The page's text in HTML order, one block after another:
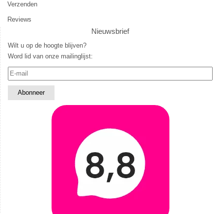
Verzenden
Reviews
Nieuwsbrief
Wilt u op de hoogte blijven?
Word lid van onze mailinglijst: